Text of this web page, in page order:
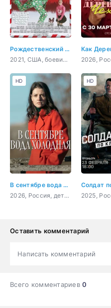
Рождественский чудак
2021, США, боевик, комедия
В сентябре вода холодная
2026, Россия, детектив, криминал
HD HD
Оставить комментарий
Написать комментарий
Всего комментариев0